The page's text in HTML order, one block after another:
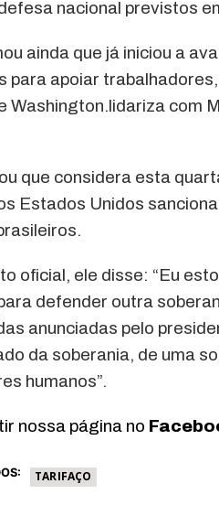
nacional previstos
ainda que já iniciou a
para apoiar
Washington.lidariza com
que considera esta
Estados Unidos
oficial, ele disse: “Eu
defender outra
anunciadas pelo
da soberania, de uma
humanos”.
nossa página no
TARIFAÇO